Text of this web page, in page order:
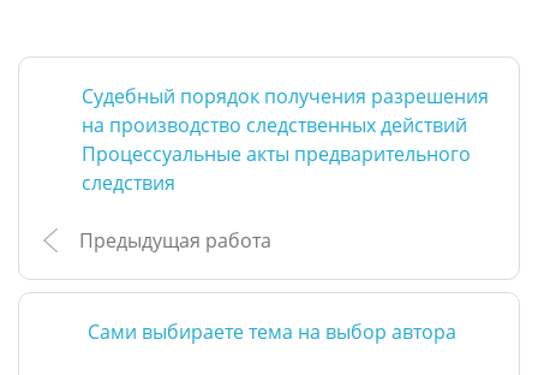
Судебный порядок получения разрешения
на производство следственных действий
Процессуальные акты предварительного
следствия
Предыдущая работа
Сами выбираете тема на выбор автора